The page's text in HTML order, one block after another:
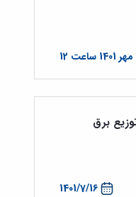
1401/7/16
برق